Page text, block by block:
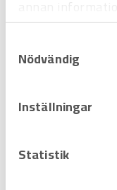
eller som de
Nödvändig
Inställningar
Statistik